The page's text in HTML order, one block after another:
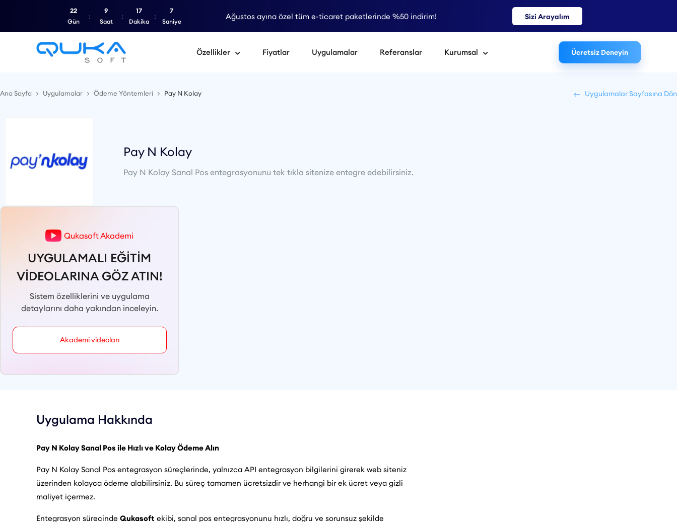
Ağustos ayına özel tüm e-ticaret paketlerinde %50 indirim! Sizi Arayalım
22
Gün
9
Saat
17
Dakika
7
Saniye
Özellikler Fiyatlar Uygulamalar Referanslar Kurumsal Ücretsiz Deneyin
Ana Sayfa Uygulamalar Ödeme Yöntemleri Pay N Kolay Uygulamalar Sayfasına Dön
Pay N Kolay
Pay N Kolay Sanal Pos entegrasyonunu tek tıkla sitenize entegre edebilirsiniz.
Qukasoft Akademi
UYGULAMALI EĞİTİM
VİDEOLARINA GÖZ ATIN!
Sistem özelliklerini ve uygulama
detaylarını daha yakından inceleyin.
Akademi videoları
Uygulama Hakkında
Pay N Kolay Sanal Pos ile Hızlı ve Kolay Ödeme Alın
Pay N Kolay Sanal Pos entegrasyon süreçlerinde, yalnızca API entegrasyon bilgilerini girerek web siteniz
üzerinden kolayca ödeme alabilirsiniz. Bu süreç tamamen ücretsizdir ve herhangi bir ek ücret veya gizli
maliyet içermez.
Entegrasyon sürecinde Qukasoft ekibi, sanal pos entegrasyonunu hızlı, doğru ve sorunsuz şekilde